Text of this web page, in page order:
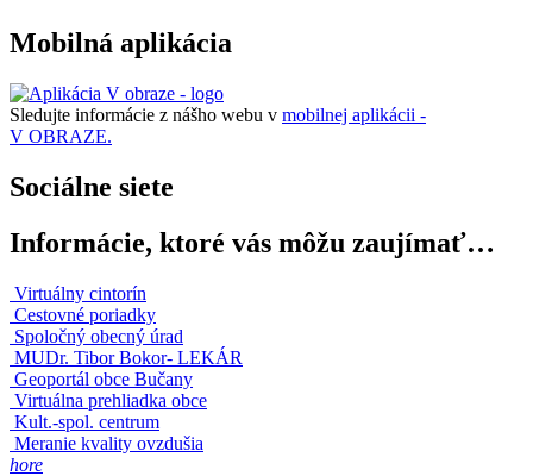
Mobilná aplikácia
Sledujte informácie z nášho webu v mobilnej aplikácii -
V OBRAZE.
Sociálne siete
Informácie, ktoré vás môžu zaujímať…
Virtuálny cintorín
Cestovné poriadky
Spoločný obecný úrad
MUDr. Tibor Bokor- LEKÁR
Geoportál obce Bučany
Virtuálna prehliadka obce
Kult.-spol. centrum
Meranie kvality ovzdušia
hore